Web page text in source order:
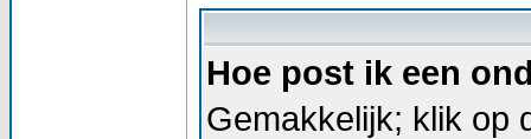
Hoe post ik een
Gemakkelijk; klik op